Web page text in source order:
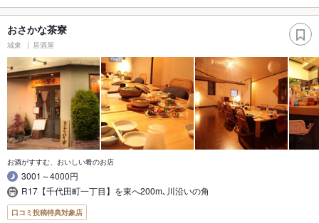
おさかな茶寮
城東 居酒屋
お酒がすすむ、おいしい肴のお店
3001～4000円
R17【千代田町一丁目】を東へ200m､川沿いの角
口コミ投稿特典対象店